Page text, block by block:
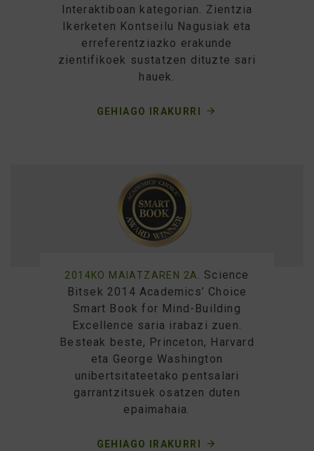
Interaktiboan kategorian. Zientzia
Ikerketen Kontseilu Nagusiak eta
erreferentziazko erakunde
zientifikoek sustatzen dituzte sari
hauek.
GEHIAGO IRAKURRI
2014KO MAIATZAREN 2A. Science
Bitsek 2014 Academics’ Choice
Smart Book for Mind-Building
Excellence saria irabazi zuen.
Besteak beste, Princeton, Harvard
eta George Washington
unibertsitateetako pentsalari
garrantzitsuek osatzen duten
epaimahaia.
GEHIAGO IRAKURRI